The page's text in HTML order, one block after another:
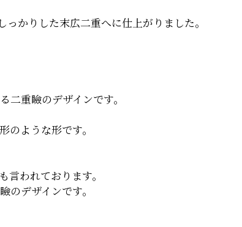
かりした末広二重へに仕上がりました。
重瞼のデザインです。
ような形です。
われております。
のデザインです。